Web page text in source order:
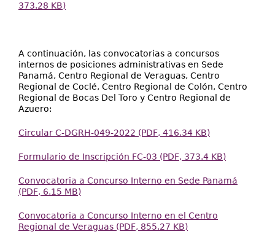
373.28 KB)
A continuación, las convocatorias a concursos
internos de posiciones administrativas en Sede
Panamá, Centro Regional de Veraguas, Centro
Regional de Coclé, Centro Regional de Colón, Centro
Regional de Bocas Del Toro y Centro Regional de
Azuero:
Circular C-DGRH-049-2022 (PDF, 416.34 KB)
Formulario de Inscripción FC-03 (PDF, 373.4 KB)
Convocatoria a Concurso Interno en Sede Panamá
(PDF, 6.15 MB)
Convocatoria a Concurso Interno en el Centro
Regional de Veraguas (PDF, 855.27 KB)